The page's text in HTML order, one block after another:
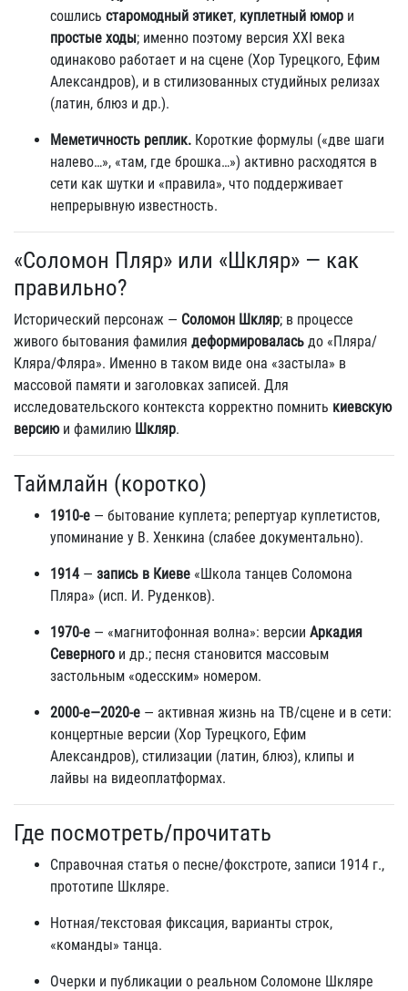
сошлись старомодный этикет, куплетный юмор и
простые ходы; именно поэтому версия XXI века
одинаково работает и на сцене (Хор Турецкого, Ефим
Александров), и в стилизованных студийных релизах
(латин, блюз и др.).
Меметичность реплик. Короткие формулы («две шаги
налево…», «там, где брошка…») активно расходятся в
сети как шутки и «правила», что поддерживает
непрерывную известность.
«Соломон Пляр» или «Шкляр» — как
правильно?
Исторический персонаж — Соломон Шкляр; в процессе
живого бытования фамилия деформировалась до «Пляра/
Кляра/Фляра». Именно в таком виде она «застыла» в
массовой памяти и заголовках записей. Для
исследовательского контекста корректно помнить киевскую
версиюи фамилию Шкляр.
Таймлайн (коротко)
1910‑е — бытование куплета; репертуар куплетистов,
упоминание у В. Хенкина (слабее документально).
1914 — запись в Киеве «Школа танцев Соломона
Пляра» (исп. И. Руденков).
1970‑е — «магнитофонная волна»: версии Аркадия
Северного и др.; песня становится массовым
застольным «одесским» номером.
2000‑е—2020‑е — активная жизнь на ТВ/сцене и в сети:
концертные версии (Хор Турецкого, Ефим
Александров), стилизации (латин, блюз), клипы и
лайвы на видеоплатформах.
Где посмотреть/прочитать
Справочная статья о песне/фокстроте, записи 1914 г.,
прототипе Шкляре.
Нотная/текстовая фиксация, варианты строк,
«команды» танца.
Очерки и публикации о реальном Соломоне Шкляре